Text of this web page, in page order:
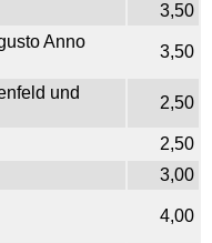
3,50
Anno
3,50
und
2,50
2,50
3,00
4,00